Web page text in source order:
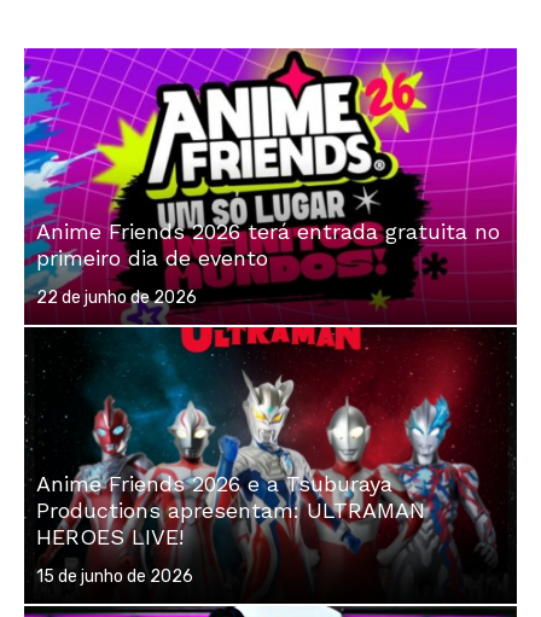
Anime Friends 2026 terá entrada gratuita no
primeiro dia de evento
Posted
on
22 de junho de 2026
Anime Friends 2026 e a Tsuburaya
Productions apresentam: ULTRAMAN
HEROES LIVE!
Posted
on
15 de junho de 2026